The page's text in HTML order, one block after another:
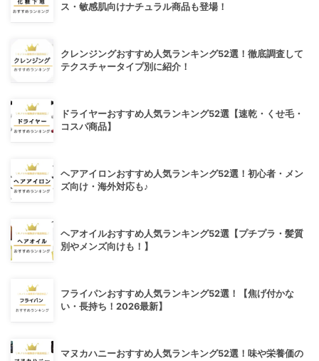
ス・敏感肌向けナチュラル商品も登場！
クレンジングおすすめ人気ランキング52選！徹底調査して
テクスチャータイプ別に紹介！
ドライヤーおすすめ人気ランキング52選【速乾・くせ毛・
コスパ商品】
ヘアアイロンおすすめ人気ランキング52選！初心者・メン
ズ向け・海外対応も♪
ヘアオイルおすすめ人気ランキング52選【プチプラ・髪質
別やメンズ向けも！】
フライパンおすすめ人気ランキング52選！【焦げ付かな
い・長持ち！2026最新】
マヌカハニーおすすめ人気ランキング52選！味や栄養価の